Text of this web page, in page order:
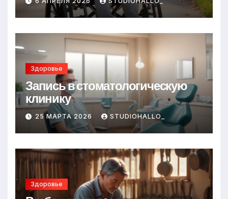
Здоровье
Запись в стоматологическую
клинику
25 МАРТА 2026 STUDIOHALLO_
Здоровье